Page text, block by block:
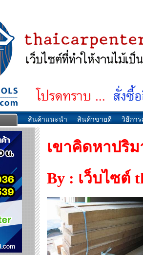
สินค้าแนะนำ สินค้าขายดี วิธีกา
เขาคิดหาปริ
By : เว็บไซต์